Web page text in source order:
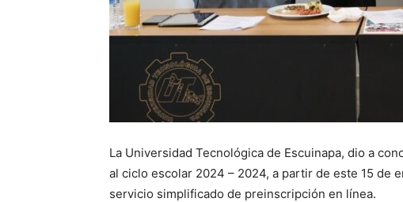
La Universidad Tecnológica de Escuinapa, dio a
al ciclo escolar 2024 – 2024, a partir de este 15 de
servicio simplificado de preinscripción en línea.